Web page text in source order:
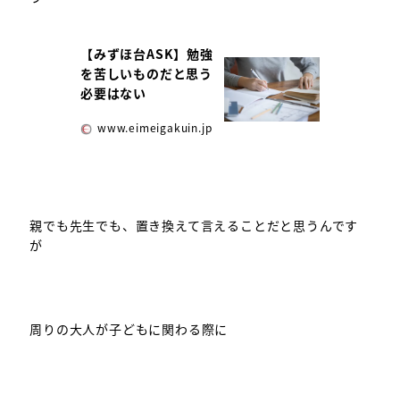
【みずほ台ASK】勉強
を苦しいものだと思う
必要はない
www.eimeigakuin.jp
親でも先生でも、置き換えて言えることだと思うんです
が
周りの大人が子どもに関わる際に